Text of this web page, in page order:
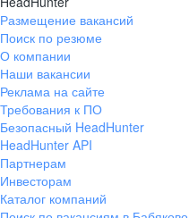
Размещение вакансий
Поиск по резюме
О компании
Наши вакансии
Реклама на сайте
Требования к ПО
Безопасный HeadHunter
HeadHunter API
Партнерам
Инвесторам
Каталог компаний